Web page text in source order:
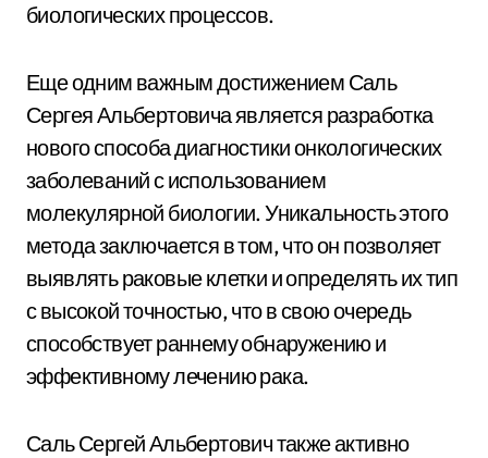
биологических процессов.
Еще одним важным достижением Саль
Сергея Альбертовича является разработка
нового способа диагностики онкологических
заболеваний с использованием
молекулярной биологии. Уникальность этого
метода заключается в том, что он позволяет
выявлять раковые клетки и определять их тип
с высокой точностью, что в свою очередь
способствует раннему обнаружению и
эффективному лечению рака.
Саль Сергей Альбертович также активно